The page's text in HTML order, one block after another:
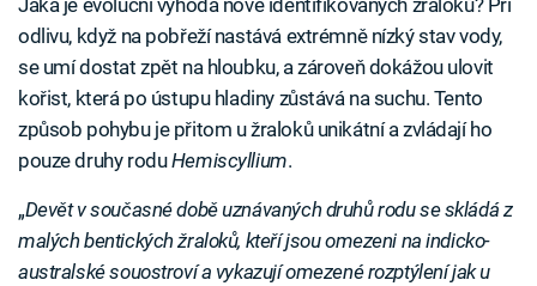
odlivu, když na pobřeží nastává extrémně nízký stav vody,
se umí dostat zpět na hloubku, a zároveň dokážou ulovit
kořist, která po ústupu hladiny zůstává na suchu. Tento
způsob pohybu je přitom u žraloků unikátní a zvládají ho
pouze druhy roduHemiscyllium.
„Devět v současné době uznávaných druhů rodu se skládá z
malých bentických žraloků, kteří jsou omezeni na indicko-
australské souostroví a vykazují omezené rozptýlení jak u